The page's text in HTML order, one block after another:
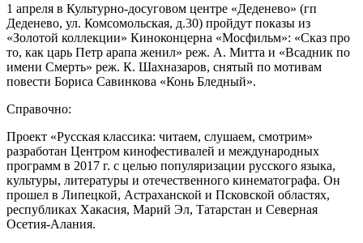
1 апреля в Культурно-досуговом центре «Деденево» (гп
Деденево, ул. Комсомольская, д.30) пройдут показы из
«Золотой коллекции» Киноконцерна «Мосфильм»: «Сказ про
то, как царь Петр арапа женил» реж. А. Митта и «Всадник по
имени Смерть» реж. К. Шахназаров, снятый по мотивам
повести Бориса Савинкова «Конь Бледный».
Справочно:
Проект «Русская классика: читаем, слушаем, смотрим»
разработан Центром кинофестивалей и международных
программ в 2017 г. с целью популяризации русского языка,
культуры, литературы и отечественного кинематографа. Он
прошел в Липецкой, Астраханской и Псковской областях,
республиках Хакасия, Марий Эл, Татарстан и Северная
Осетия-Алания.